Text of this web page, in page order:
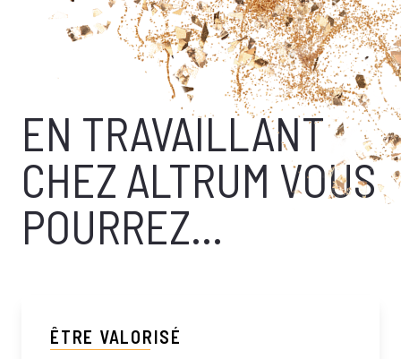
EN TRAVAILLANT
CHEZ ALTRUM VOUS
POURREZ...
ÊTRE VALORISÉ